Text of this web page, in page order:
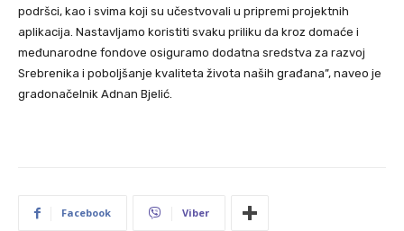
podršci, kao i svima koji su učestvovali u pripremi projektnih
aplikacija. Nastavljamo koristiti svaku priliku da kroz domaće i
međunarodne fondove osiguramo dodatna sredstva za razvoj
Srebrenika i poboljšanje kvaliteta života naših građana”, naveo je
gradonačelnik Adnan Bjelić.
Facebook Viber